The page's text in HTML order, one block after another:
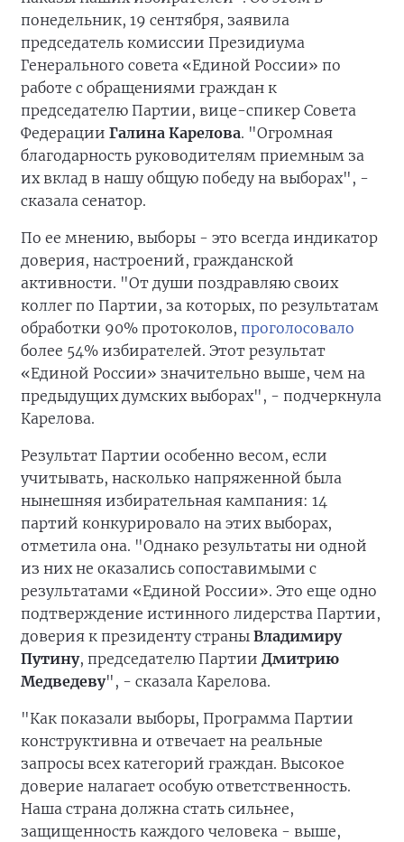
понедельник, 19 сентября, заявила
председатель комиссии Президиума
Генерального совета «Единой России» по
работе с обращениями граждан к
председателю Партии, вице-спикер Совета
Федерации Галина Карелова. "Огромная
благодарность руководителям приемным за
их вклад в нашу общую победу на выборах", -
сказала сенатор.
По ее мнению, выборы - это всегда индикатор
доверия, настроений, гражданской
активности. "От души поздравляю своих
коллег по Партии, за которых, по результатам
обработки 90% протоколов, проголосовало
более 54% избирателей. Этот результат
«Единой России» значительно выше, чем на
предыдущих думских выборах", - подчеркнула
Карелова.
Результат Партии особенно весом, если
учитывать, насколько напряженной была
нынешняя избирательная кампания: 14
партий конкурировало на этих выборах,
отметила она. "Однако результаты ни одной
из них не оказались сопоставимыми с
результатами «Единой России». Это еще одно
подтверждение истинного лидерства Партии,
доверия к президенту страны Владимиру
Путину, председателю Партии Дмитрию
Медведеву", - сказала Карелова.
"Как показали выборы, Программа Партии
конструктивна и отвечает на реальные
запросы всех категорий граждан. Высокое
доверие налагает особую ответственность.
Наша страна должна стать сильнее,
защищенность каждого человека - выше,